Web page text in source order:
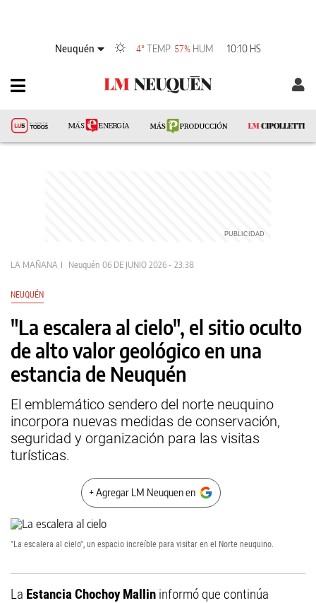
Neuquén 4°TEMP 57% HUM 10:10 HS
LA MAÑANA Neuquén 06 DE JUNIO 2026 - 23:38
NEUQUÉN
"La escalera al cielo", el sitio oculto
de alto valor geológico en una
estancia de Neuquén
El emblemático sendero del norte neuquino
incorpora nuevas medidas de conservación,
seguridad y organización para las visitas
turísticas.
+ Agregar LM Neuquen en
"La escalera al cielo", un espacio increíble para visitar en el Norte neuquino.
La Estancia Chochoy Mallin informó que continúa